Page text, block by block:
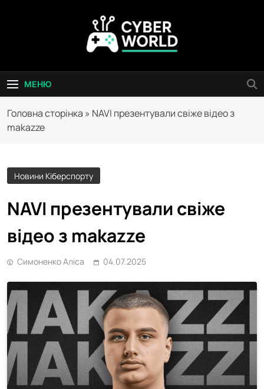
Сyber World
МЕНЮ
Головна сторінка » NAVI презентували свіже відео з
makazze
Новини Кіберспорту
NAVI презентували свіже
відео з makazze
Симоненко Аліса 04.07.2025